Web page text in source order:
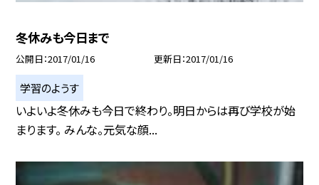
冬休みも今日まで
公開日 2017/01/16 更新日 2017/01/16
学習のようす
いよいよ冬休みも今日で終わり。明日からは再び学校が始
まります。 みんな。元気な顔...